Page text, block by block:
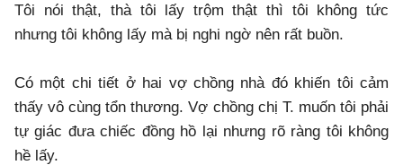
Tôi nói thật, thà tôi lấy trộm thật thì tôi không tức
nhưng tôi không lấy mà bị nghi ngờ nên rất buồn.
Có một chi tiết ở hai vợ chồng nhà đó khiến tôi cảm
thấy vô cùng tổn thương. Vợ chồng chị T. muốn tôi phải
tự giác đưa chiếc đồng hồ lại nhưng rõ ràng tôi không
hề lấy.